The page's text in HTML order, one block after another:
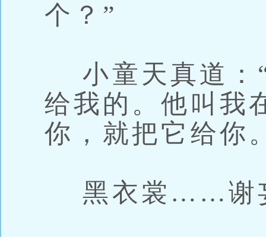
个？”
小童天真道：
给我的。他叫我
你，就把它给你
黑衣裳……谢